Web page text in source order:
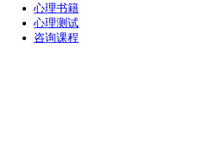
心理书籍
心理测试
咨询课程